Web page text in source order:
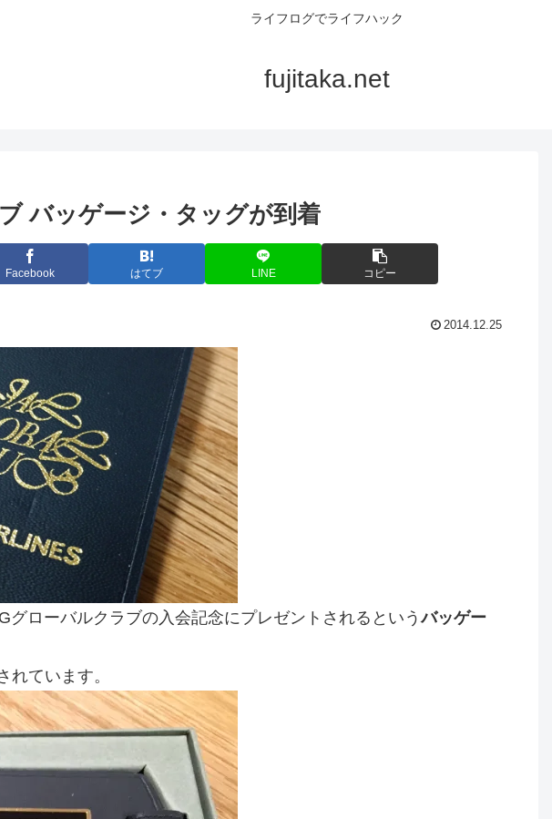
ライフログでライフハック
fujitaka.net
バッゲージ・タッグが到着
Facebook はてブ LINE コピー
2014.12.25
グローバルクラブの入会記念にプレゼントされるというバッゲー
れています。